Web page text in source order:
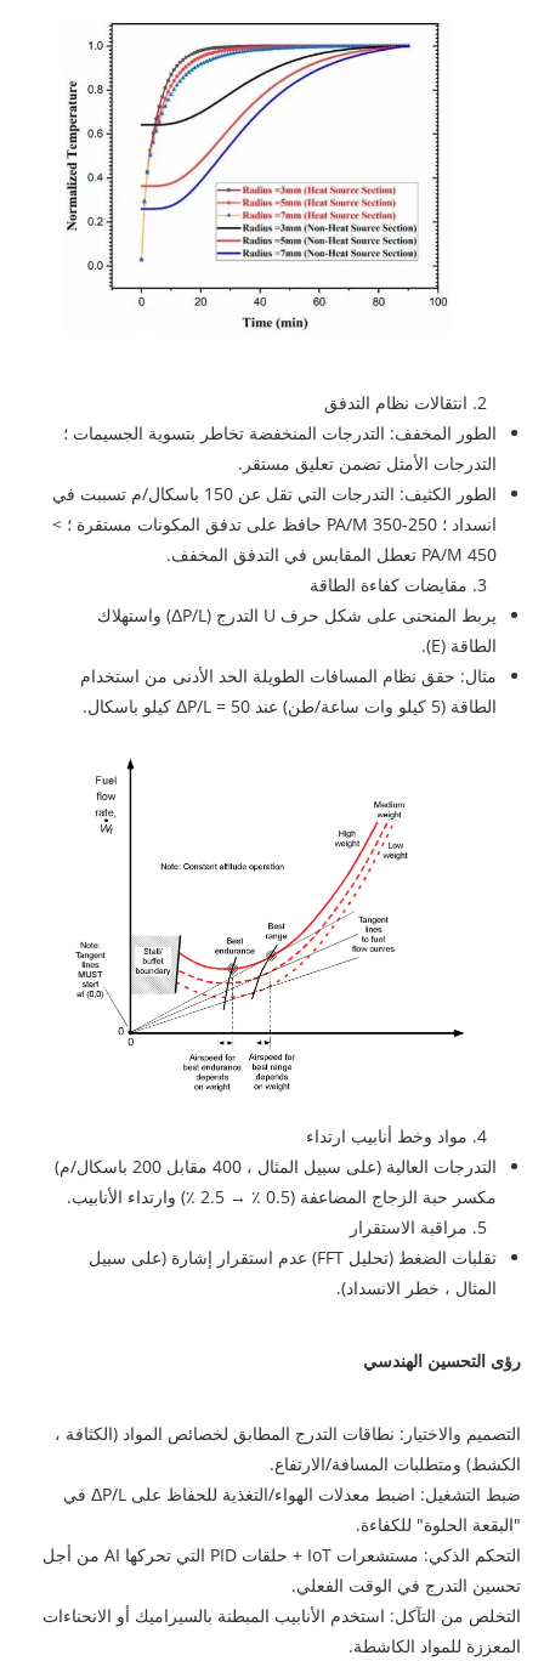
الطور المخفف: التدرجات المنخفضة تخاطر بتسوية الجسيمات ؛
التدرجات الأمثل تضمن تعليق مستقر.
الطور الكثيف: التدرجات التي تقل عن 150 باسكال/م تسببت في
انسداد ؛ 250-350 PA/M حافظ على تدفق المكونات مستقرة ؛ >
450 PA/M تعطل المقابس في التدفق المخفف.
يربط المنحنى على شكل حرف U التدرج (ΔP/L) واستهلاك
الطاقة (E).
مثال: حقق نظام المسافات الطويلة الحد الأدنى من استخدام
الطاقة (5 كيلو وات ساعة/طن) عند ΔP/L = 50 كيلو باسكال.
التدرجات العالية (على سبيل المثال ، 400 مقابل 200 باسكال/م)
مكسر حبة الزجاج المضاعفة (0.5 ٪ → 2.5 ٪) وارتداء الأنابيب.
تقلبات الضغط (تحليل FFT) عدم استقرار إشارة (على سبيل
المثال ، خطر الانسداد).
رؤى التحسين الهندسي
التصميم والاختيار: نطاقات التدرج المطابق لخصائص المواد (الكثافة ،
الكشط) ومتطلبات المسافة/الارتفاع.
ضبط التشغيل: اضبط معدلات الهواء/التغذية للحفاظ على ΔP/L في
"البقعة الحلوة" للكفاءة.
التحكم الذكي: مستشعرات IoT + حلقات PID التي تحركها AI من أجل
تحسين التدرج في الوقت الفعلي.
التخلص من التآكل: استخدم الأنابيب المبطنة بالسيراميك أو الانحناءات
المعززة للمواد الكاشطة.